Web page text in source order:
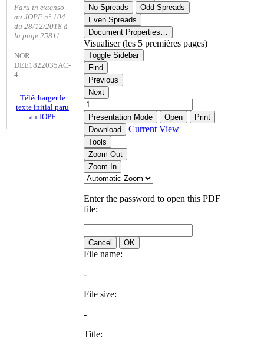
Paru in extenso
au JOPF n° 104
du 28/12/2018 à
la page 25811
NOR :
DEE1822035AC-
4
Télécharger le
texte initial paru
au JOPF
No Spreads
Odd Spreads
Even Spreads
Document Properties…
Visualiser (les 5 premières pages)
Toggle Sidebar
Find
Previous
Next
Presentation Mode Open
Print
Download
Current View
Tools
Zoom Out
Zoom In
Enter the password to open this PDF
file:
Cancel OK
File name:
-
File size:
-
Title: